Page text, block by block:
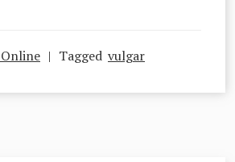
Tagged vulgar